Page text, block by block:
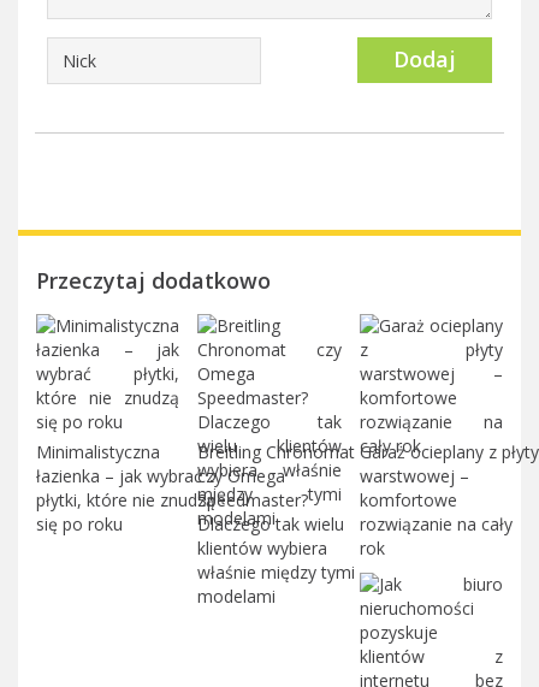
Dodaj
Przeczytaj dodatkowo
Minimalistyczna
łazienka – jak wybrać
płytki, które nie znudzą
się po roku
Breitling Chronomat
czy Omega
Speedmaster?
Dlaczego tak wielu
klientów wybiera
właśnie między tymi
modelami
Garaż ocieplany z płyty
warstwowej –
komfortowe
rozwiązanie na cały
rok